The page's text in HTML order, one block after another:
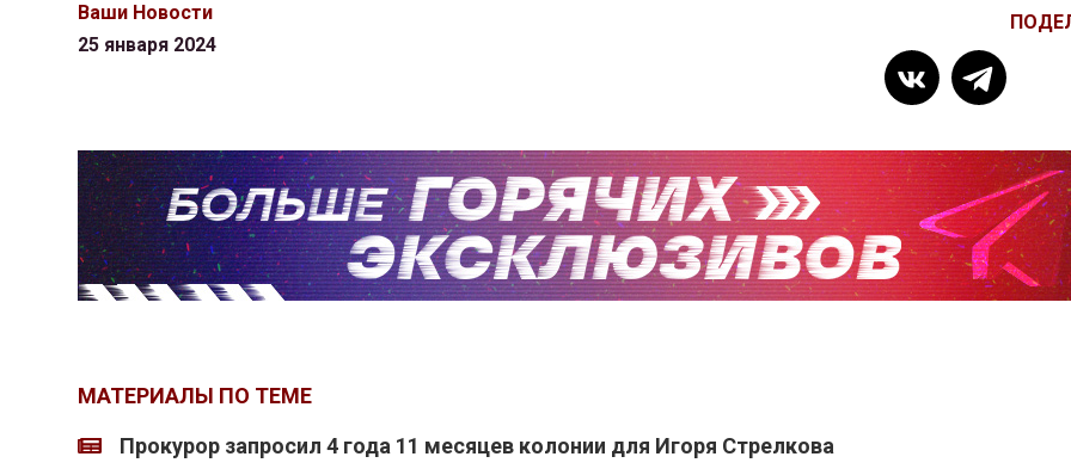
Ваши Новости
25 января 2024
МАТЕРИАЛЫ ПО ТЕМЕ
Прокурор запросил 4 года 11 месяцев колонии для Игоря Стрелкова